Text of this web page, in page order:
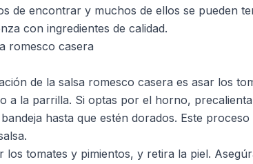
de encontrar y muchos de ellos se pueden
con ingredientes de calidad.
romesco casera
de la salsa romesco casera es asar los
a la parrilla. Si optas por el horno,
hasta que estén dorados. Este
los tomates y pimientos, y retira la piel.